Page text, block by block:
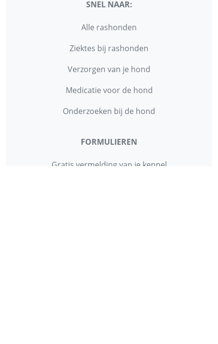
SNEL NAAR:
Alle rashonden
Ziektes bij rashonden
Verzorgen van je hond
Medicatie voor de hond
Onderzoeken bij de hond
FORMULIEREN
Gratis vermelding van je kennel